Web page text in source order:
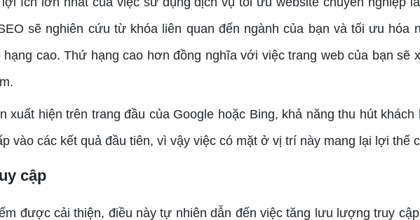
sẽ nghiên cứu từ khóa liên quan đến ngành của bạn và tối ưu hóa
cao. Thứ hạng cao hơn đồng nghĩa với việc trang web của bạn
hiện trên trang đầu của Google hoặc Bing, khả năng thu hút
vào các kết quả đầu tiên, vì vậy việc có mặt ở vị trí này mang lại lợi thế
cập
được cải thiện, điều này tự nhiên dẫn đến việc tăng lưu lượng truy